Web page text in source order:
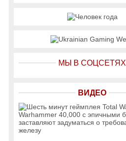
МЫ В СОЦСЕТЯХ
ВИДЕО